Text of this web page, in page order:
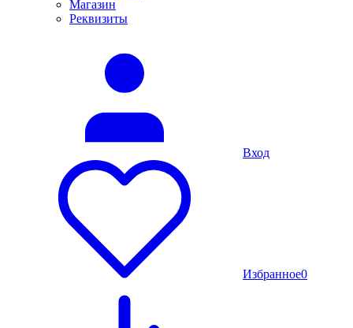
Магазин
Реквизиты
Вход
Избранное0